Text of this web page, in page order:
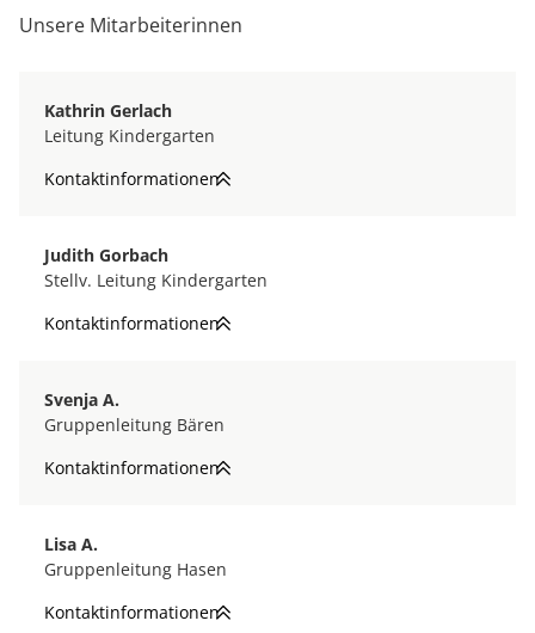
Unsere Mitarbeiterinnen
Kathrin Gerlach
Leitung Kindergarten
Kontaktinformationen
Judith Gorbach
Stellv. Leitung Kindergarten
Kontaktinformationen
Svenja A.
Gruppenleitung Bären
Kontaktinformationen
Lisa A.
Gruppenleitung Hasen
Kontaktinformationen